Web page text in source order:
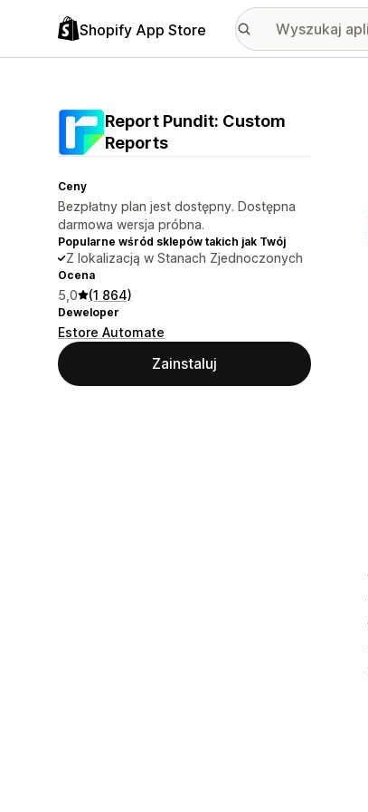
Shopify App Store
Report Pundit: Custom
Reports
Ceny
Bezpłatny plan jest dostępny. Dostępna
darmowa wersja próbna.
Popularne wśród sklepów takich jak Twój
Z lokalizacją w Stanach Zjednoczonych
Ocena
5,0 (1 864)
Deweloper
Estore Automate
Zainstaluj